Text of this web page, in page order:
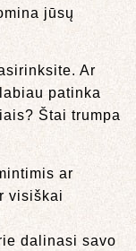
jūsų
Ar
patinka
Štai trumpa
ar
visiškai
dalinasi savo